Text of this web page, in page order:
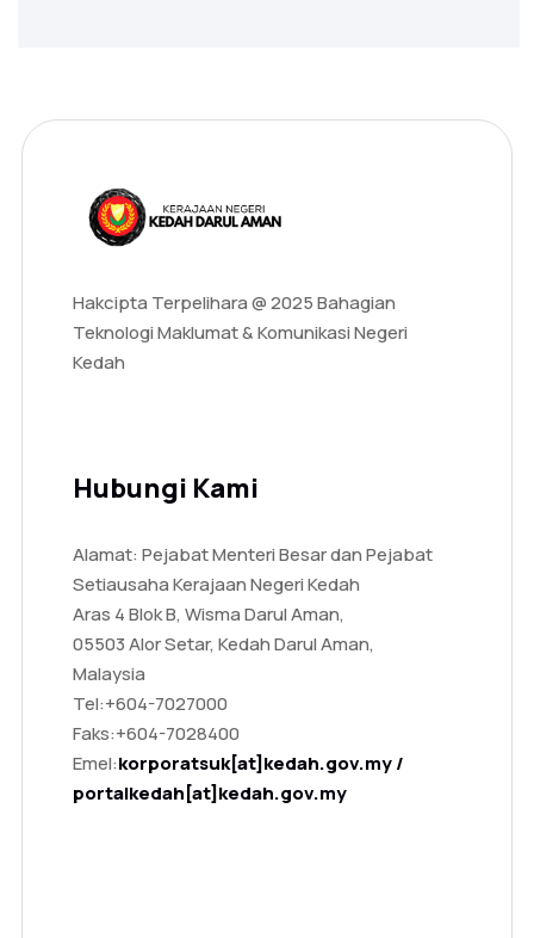
Hakcipta Terpelihara @ 2025 Bahagian
Teknologi Maklumat & Komunikasi Negeri
Kedah
Hubungi Kami
Alamat: Pejabat Menteri Besar dan Pejabat
Setiausaha Kerajaan Negeri Kedah
Aras 4 Blok B, Wisma Darul Aman,
05503 Alor Setar, Kedah Darul Aman,
Malaysia
Tel:+604-7027000
Faks:+604-7028400
Emel:korporatsuk[at]kedah.gov.my /
portalkedah[at]kedah.gov.my